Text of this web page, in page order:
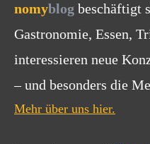
nomyblog beschäftigt
Gastronomie, Essen,
interessieren neue
– und besonders die
Mehr über uns hier.